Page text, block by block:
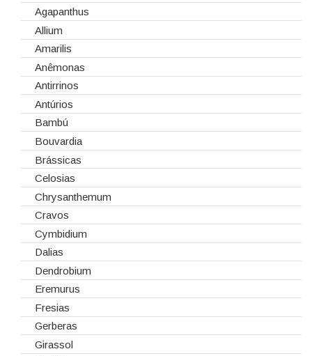
Caixas e Sacos
Cartões e Etiquetas
Cola Fria
Corantes
Embalagens
Esponjas
Estruturas
Fitas
Gaiolas
Lanternas
Madeiras
Spray
Tabuleiros/Bases
Telas/Tecidos
Vidros
Dia da Mãe
Dia da Mulher
Dia de Todos os Santos (1 de Novembro)
Dia dos Namorados
Natal
Agapanthus
Allium
Amarilis
Anêmonas
Antirrinos
Antúrios
Bambú
Bouvardia
Brássicas
Celosias
Chrysanthemum
Cravos
Cymbidium
Dalias
Dendrobium
Eremurus
Fresias
Gerberas
Girassol